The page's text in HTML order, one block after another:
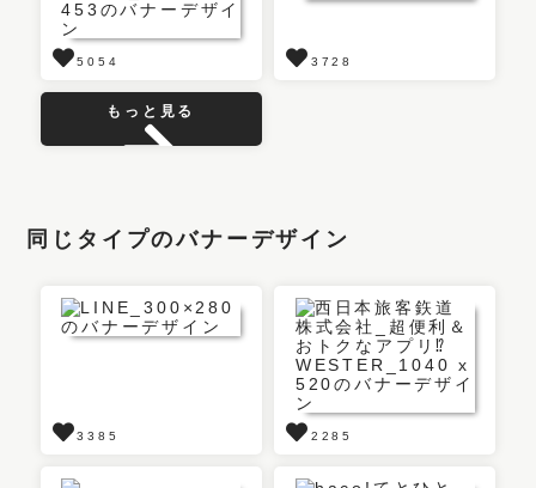
5054 3728
もっと見る
同じタイプのバナーデザイン
3385 2285